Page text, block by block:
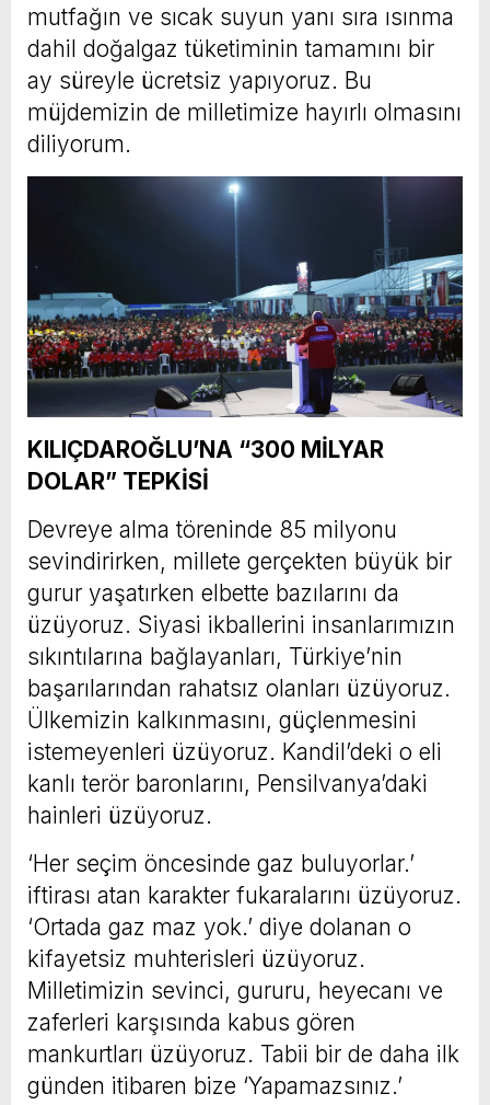
mutfağın ve sıcak suyun yanı sıra ısınma
dahil doğalgaz tüketiminin tamamını bir
ay süreyle ücretsiz yapıyoruz. Bu
müjdemizin de milletimize hayırlı olmasını
diliyorum.
KILIÇDAROĞLU’NA “300 MİLYAR
DOLAR” TEPKİSİ
Devreye alma töreninde 85 milyonu
sevindirirken, millete gerçekten büyük bir
gurur yaşatırken elbette bazılarını da
üzüyoruz. Siyasi ikballerini insanlarımızın
sıkıntılarına bağlayanları, Türkiye’nin
başarılarından rahatsız olanları üzüyoruz.
Ülkemizin kalkınmasını, güçlenmesini
istemeyenleri üzüyoruz. Kandil’deki o eli
kanlı terör baronlarını, Pensilvanya’daki
hainleri üzüyoruz.
‘Her seçim öncesinde gaz buluyorlar.’
iftirası atan karakter fukaralarını üzüyoruz.
‘Ortada gaz maz yok.’ diye dolanan o
kifayetsiz muhterisleri üzüyoruz.
Milletimizin sevinci, gururu, heyecanı ve
zaferleri karşısında kabus gören
mankurtları üzüyoruz. Tabii bir de daha ilk
günden itibaren bize ‘Yapamazsınız.’